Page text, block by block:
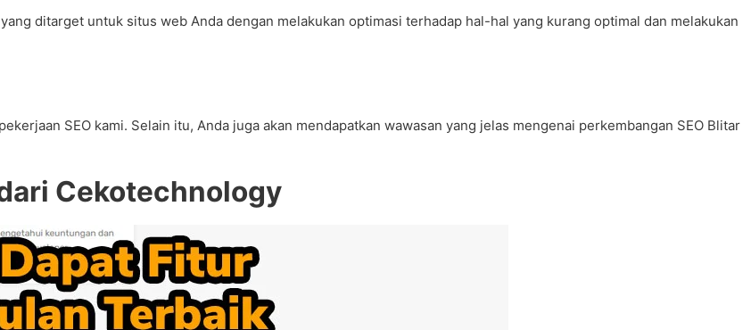
ditarget untuk situs web Anda dengan melakukan optimasi terhadap hal-hal yang kurang optimal dan melakukan
SEO kami. Selain itu, Anda juga akan mendapatkan wawasan yang jelas mengenai perkembangan SEO Blitar
Cekotechnology